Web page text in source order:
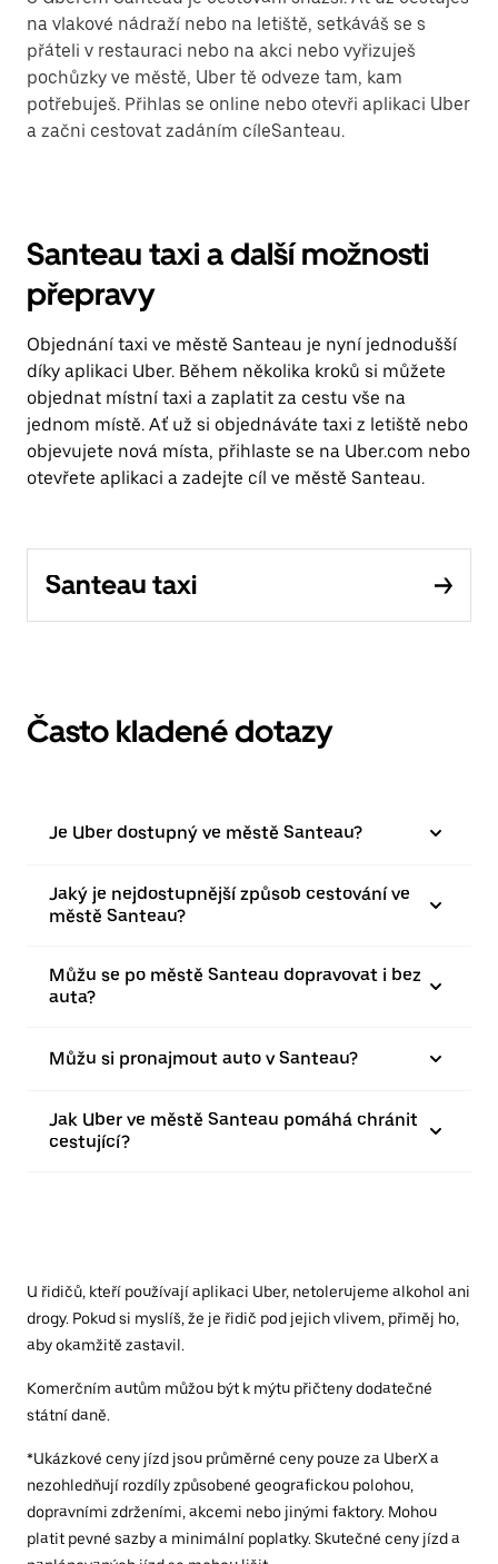
na vlakové nádraží nebo na letiště, setkáváš se s
přáteli v restauraci nebo na akci nebo vyřizuješ
pochůzky ve městě, Uber tě odveze tam, kam
potřebuješ. Přihlas se online nebo otevři aplikaci Uber
a začni cestovat zadáním cíleSanteau.
Santeau taxi a další možnosti
přepravy
Objednání taxi ve městě Santeau je nyní jednodušší
díky aplikaci Uber. Během několika kroků si můžete
objednat místní taxi a zaplatit za cestu vše na
jednom místě. Ať už si objednáváte taxi z letiště nebo
objevujete nová místa, přihlaste se na Uber.com nebo
otevřete aplikaci a zadejte cíl ve městě Santeau.
Santeau taxi
Často kladené dotazy
Je Uber dostupný ve městě Santeau?
Jaký je nejdostupnější způsob cestování ve
městě Santeau?
Můžu se po městě Santeau dopravovat i bez
auta?
Můžu si pronajmout auto v Santeau?
Jak Uber ve městě Santeau pomáhá chránit
cestující?
U řidičů, kteří používají aplikaci Uber, netolerujeme alkohol ani
drogy. Pokud si myslíš, že je řidič pod jejich vlivem, přiměj ho,
aby okamžitě zastavil.
Komerčním autům můžou být k mýtu přičteny dodatečné
státní daně.
*Ukázkové ceny jízd jsou průměrné ceny pouze za UberX a
nezohledňují rozdíly způsobené geografickou polohou,
dopravními zdrženími, akcemi nebo jinými faktory. Mohou
platit pevné sazby a minimální poplatky. Skutečné ceny jízd a